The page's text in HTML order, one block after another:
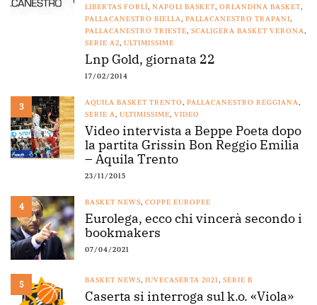
LIBERTAS FORLÌ, NAPOLI BASKET, ORLANDINA BASKET,
PALLACANESTRO BIELLA, PALLACANESTRO TRAPANI,
PALLACANESTRO TRIESTE, SCALIGERA BASKET VERONA,
SERIE A2, ULTIMISSIME
Lnp Gold, giornata 22
17/02/2014
3 AQUILA BASKET TRENTO, PALLACANESTRO REGGIANA,
SERIE A, ULTIMISSIME, VIDEO
Video intervista a Beppe Poeta dopo
la partita Grissin Bon Reggio Emilia
– Aquila Trento
23/11/2015
4 BASKET NEWS, COPPE EUROPEE
Eurolega, ecco chi vincerà secondo i
bookmakers
07/04/2021
5 BASKET NEWS, JUVECASERTA 2021, SERIE B
Caserta si interroga sul k.o. «Viola»